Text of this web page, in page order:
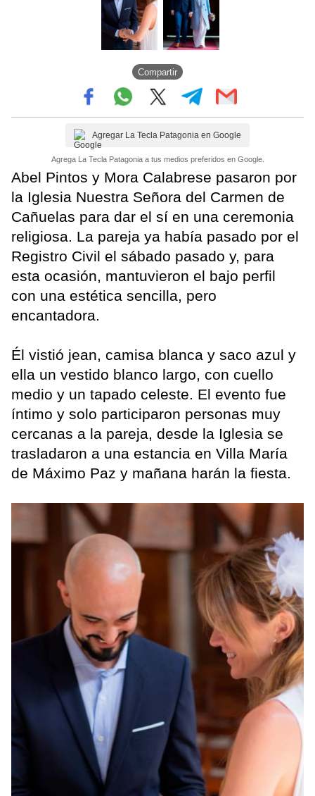
Compartir
Agregar La Tecla Patagonia en Google
Agrega La Tecla Patagonia a tus medios preferidos en Google.
Abel Pintos y Mora Calabrese pasaron por
la Iglesia Nuestra Señora del Carmen de
Cañuelas para dar el sí en una ceremonia
religiosa. La pareja ya había pasado por el
Registro Civil el sábado pasado y, para
esta ocasión, mantuvieron el bajo perfil
con una estética sencilla, pero
encantadora.
Él vistió jean, camisa blanca y saco azul y
ella un vestido blanco largo, con cuello
medio y un tapado celeste. El evento fue
íntimo y solo participaron personas muy
cercanas a la pareja, desde la Iglesia se
trasladaron a una estancia en Villa María
de Máximo Paz y mañana harán la fiesta.